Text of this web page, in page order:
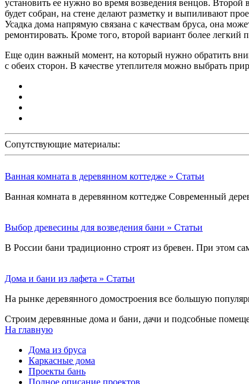
установить ее нужно во время возведения венцов. Второй
будет собран, на стене делают разметку и выпиливают
Усадка дома напрямую связана с качествам бруса, она
ремонтировать. Кроме того, второй вариант более легкий
Еще один важный момент, на который нужно обратить
с обеих сторон. В качестве утеплителя можно выбрать
Сопутствующие материалы:
Ванная комната в деревянном коттедже » Статьи
Ванная комната в деревянном коттедже Современный
Выбор древесины для возведения бани » Статьи
В России бани традиционно строят из бревен. При этом
Дома и бани из лафета » Статьи
На рынке деревянного домостроения все большую
Строим деревянные дома и бани, дачи и подсобные
На главную
Дома из бруса
Каркасные дома
Проекты бань
Полное описание проектов